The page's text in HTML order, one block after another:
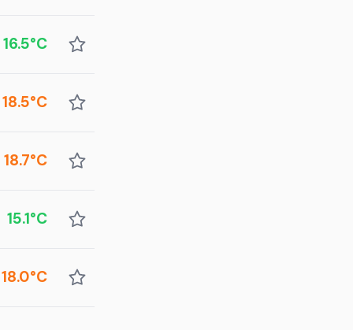
16.5°C
18.5°C
18.7°C
15.1°C
18.0°C